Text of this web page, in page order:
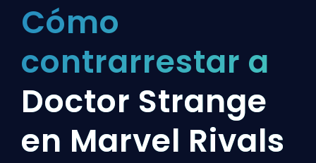
Cómo
contrarrestar a
Doctor Strange
en Marvel Rivals